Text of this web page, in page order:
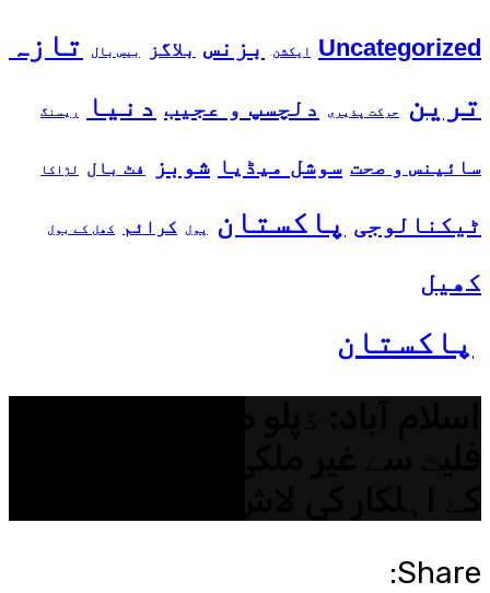
Uncategorized ایکشن بزنس بلاگز بیس بال
تازہ
ترین
حرکت پذیری دلچسپ و عجیب دنیا ریسنگ
سائینس و صحت سوشل میڈیا شوبز فٹ بال لڑاکا
ٹیکنالوجی پاکستان پول کرائم کھل کے بول
کھیل
پاکستان
Share: